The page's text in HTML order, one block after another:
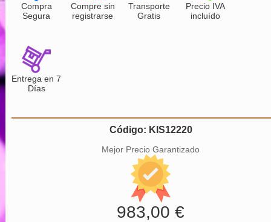
Compra
Segura
Compre sin
registrarse
Transporte
Gratis
Precio IVA
incluído
Entrega en 7
Días
Código: KIS12220
Mejor Precio Garantizado
983,00 €